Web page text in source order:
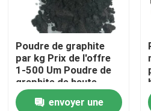
Contactez-nous
Nouvelles
Cas
Poudre de graphite
par kg Prix de l'offre
1-500 Um Poudre de
graphite de haute
pureté
envoyer une